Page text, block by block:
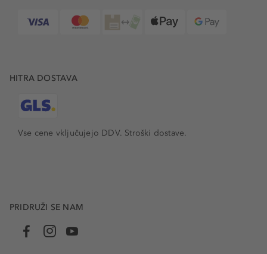
HITRA DOSTAVA
Vse cene vključujejo DDV. Stroški dostave.
PRIDRUŽI SE NAM